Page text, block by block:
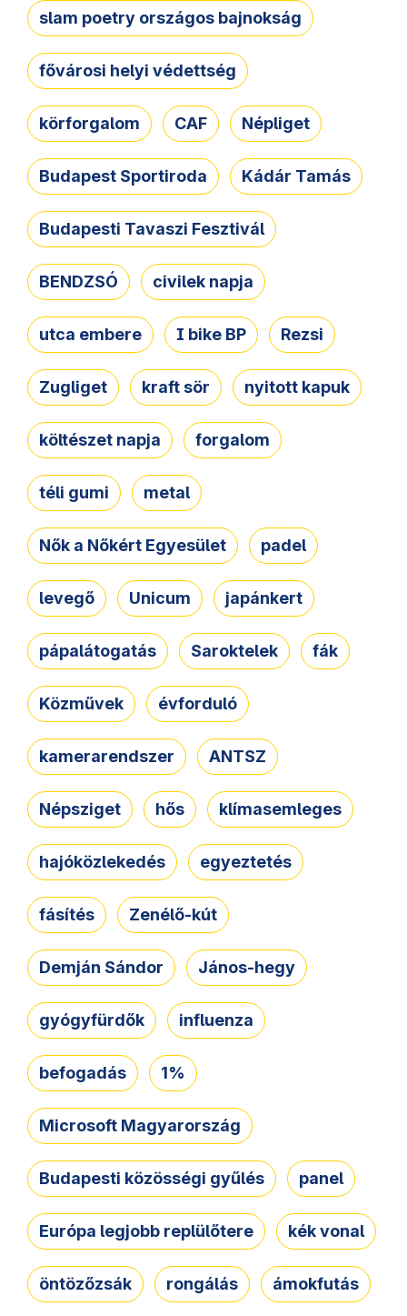
slam poetry országos bajnokság
fővárosi helyi védettség
körforgalom CAF Népliget
Budapest Sportiroda Kádár Tamás
Budapesti Tavaszi Fesztivál
BENDZSÓ civilek napja
utca embere I bike BP Rezsi
Zugliget kraft sör nyitott kapuk
költészet napja forgalom
téli gumi metal
Nők a Nőkért Egyesület padel
levegő Unicum japánkert
pápalátogatás Saroktelek fák
Közművek évforduló
kamerarendszer ANTSZ
Népsziget hős klímasemleges
hajóközlekedés egyeztetés
fásítés Zenélő-kút
Demján Sándor János-hegy
gyógyfürdők influenza
befogadás 1%
Microsoft Magyarország
Budapesti közösségi gyűlés panel
Európa legjobb replülőtere kék vonal
öntözőzsák rongálás ámokfutás